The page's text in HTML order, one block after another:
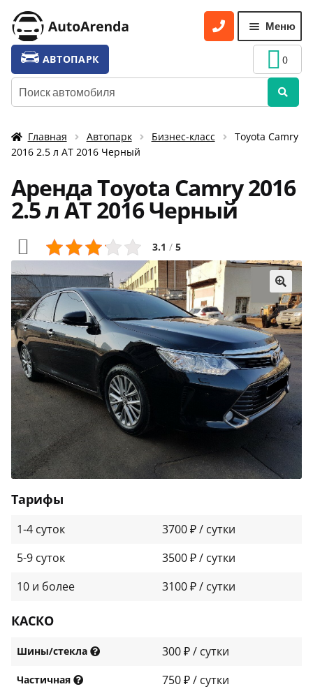
Перейти
к
навигации
Перейти
к
содержимому
Меню
УСЛУГИ
меню
ТАРИФЫ
УСЛОВИЯ АРЕНДЫ
АКЦИИ
АВТОПАРК
Искать:
0
Главная Автопарк Бизнес-класс
Toyota Camry
2016 2.5 л АТ 2016 Черный
Аренда Toyota Camry 2016
2.5 л АТ 2016 Черный
3.1 / 5
🔍
Тарифы
1-4 суток
3700 ₽ / сутки
5-9 суток
3500 ₽ / сутки
10 и более
3100 ₽ / сутки
КАСКО
Шины/стекла 300 ₽ / сутки
Частичная 750 ₽ / сутки